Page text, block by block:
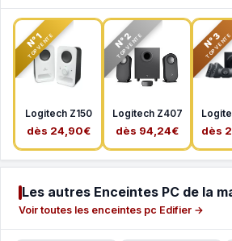
N°1
TOP VENTE
Logitech Z150
dès 24,90€
N°2
TOP VENTE
Logitech Z407
dès 94,24€
N°3
TOP VENTE
dès
Les autres Enceintes PC de la
Voir toutes les enceintes pc Edifier →